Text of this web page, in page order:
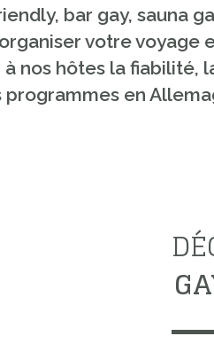
bar gay, sauna
votre voyage
à nos hôtes la
en